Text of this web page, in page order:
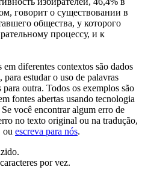
говорит о существовании в
общества, у которого
процессу, и к
diferentes contextos são dados
estudar o uso de palavras
outra. Todos os exemplos são
fontes abertas usando tecnologia
você encontrar algum erro de
no texto original ou na tradução,
ou escreva para nós.
caracteres por vez.